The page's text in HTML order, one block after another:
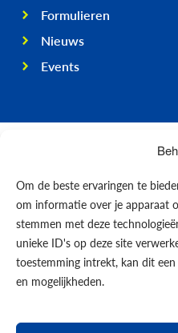
Om de beste ervaringen te
om informatie over je apparaat
stemmen met deze
unieke ID's op deze site
toestemming intrekt, kan dit
en mogelijkheden.
Formulieren
Nieuws
Events